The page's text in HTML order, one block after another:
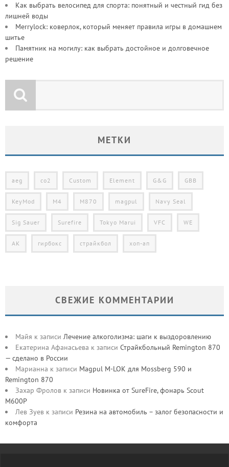
Как выбрать велосипед для спорта: понятный и честный гид без
лишней воды
Merrylock: коверлок, который меняет правила игры в домашнем
шитье
Памятник на могилу: как выбрать достойное и долговечное
решение
МЕТКИ
aeg co2 Custom Element G&G GBB
KeyMod M4 M870 magpul Navy Seal
Sig Sauer Surefire Tokyo Marui VFC WE
АК гирбокс страйкбол хоп-ап
СВЕЖИЕ КОММЕНТАРИИ
Майя к записи Лечение алкоголизма: шаги к выздоровлению
Екатерина Афанасьева к записи Страйкбольный Remington 870
— сделано в России
Марианна к записи Magpul M-LOK для Mossberg 590 и
Remington 870
Захар Фролов к записи Новинка от SureFire, фонарь Scout
M600P
Лев Зуев к записи Резина на автомобиль – залог безопасности и
комфорта